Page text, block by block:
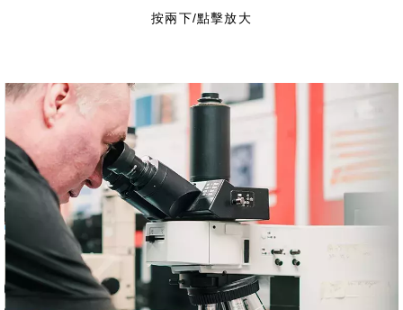
按兩下/點擊放大